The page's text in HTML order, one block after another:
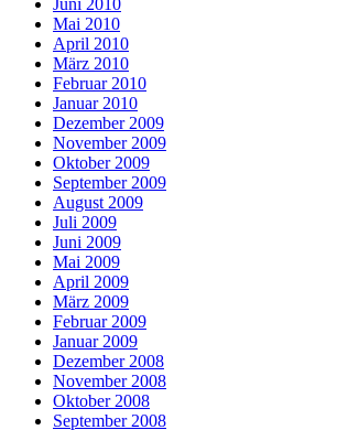
Mai 2010
April 2010
März 2010
Februar 2010
Januar 2010
Dezember 2009
November 2009
Oktober 2009
September 2009
August 2009
Juli 2009
Juni 2009
Mai 2009
April 2009
März 2009
Februar 2009
Januar 2009
Dezember 2008
November 2008
Oktober 2008
September 2008